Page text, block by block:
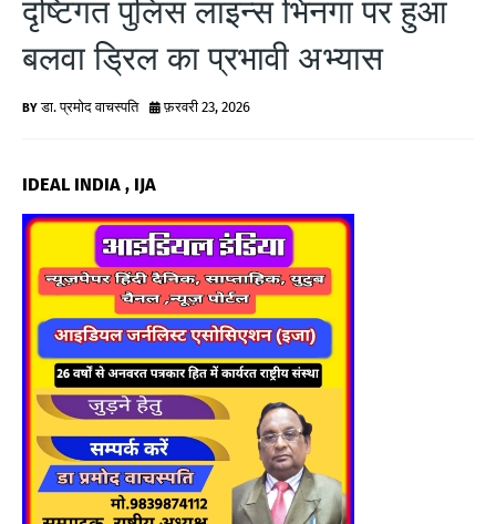
G
N
E
S
दृष्टिगत पुलिस लाइन्स भिनगा पर हुआ
बलवा ड्रिल का प्रभावी अभ्यास
डा. प्रमोद वाचस्पति फ़रवरी 23, 2026
IDEAL INDIA , IJA